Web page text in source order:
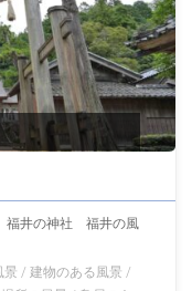
井の神社 福井の風
景 /建物のある風景 /